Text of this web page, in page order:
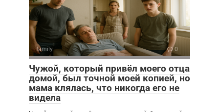
family 0
Чужой, который привёл моего отца
домой, был точной моей копией, но
мама клялась, что никогда его не
видела